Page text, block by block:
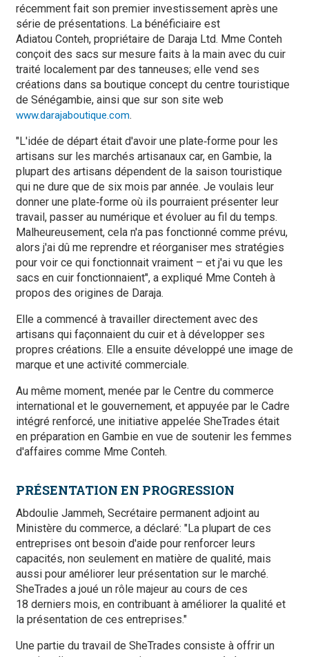
récemment fait son premier investissement après une
série de présentations. La bénéficiaire est
Adiatou Conteh, propriétaire de Daraja Ltd. Mme Conteh
conçoit des sacs sur mesure faits à la main avec du cuir
traité localement par des tanneuses; elle vend ses
créations dans sa boutique concept du centre touristique
de Sénégambie, ainsi que sur son site web
www.darajaboutique.com.
"L'idée de départ était d'avoir une plate‑forme pour les
artisans sur les marchés artisanaux car, en Gambie, la
plupart des artisans dépendent de la saison touristique
qui ne dure que de six mois par année. Je voulais leur
donner une plate‑forme où ils pourraient présenter leur
travail, passer au numérique et évoluer au fil du temps.
Malheureusement, cela n'a pas fonctionné comme prévu,
alors j'ai dû me reprendre et réorganiser mes stratégies
pour voir ce qui fonctionnait vraiment – et j'ai vu que les
sacs en cuir fonctionnaient", a expliqué Mme Conteh à
propos des origines de Daraja.
Elle a commencé à travailler directement avec des
artisans qui façonnaient du cuir et à développer ses
propres créations. Elle a ensuite développé une image de
marque et une activité commerciale.
Au même moment, menée par le Centre du commerce
international et le gouvernement, et appuyée par le Cadre
intégré renforcé, une initiative appelée SheTrades était
en préparation en Gambie en vue de soutenir les femmes
d'affaires comme Mme Conteh.
PRÉSENTATION EN PROGRESSION
Abdoulie Jammeh, Secrétaire permanent adjoint au
Ministère du commerce, a déclaré: "La plupart de ces
entreprises ont besoin d'aide pour renforcer leurs
capacités, non seulement en matière de qualité, mais
aussi pour améliorer leur présentation sur le marché.
SheTrades a joué un rôle majeur au cours de ces
18 derniers mois, en contribuant à améliorer la qualité et
la présentation de ces entreprises."
Une partie du travail de SheTrades consiste à offrir un